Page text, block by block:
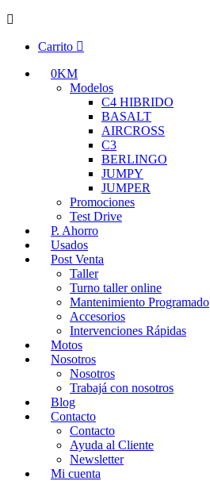
Carrito
0KM
Modelos
C4 HIBRIDO
BASALT
AIRCROSS
C3
BERLINGO
JUMPY
JUMPER
Promociones
Test Drive
P. Ahorro
Usados
Post Venta
Taller
Turno taller online
Mantenimiento Programado
Accesorios
Intervenciones Rápidas
Motos
Nosotros
Nosotros
Trabajá con nosotros
Blog
Contacto
Contacto
Ayuda al Cliente
Newsletter
Mi cuenta